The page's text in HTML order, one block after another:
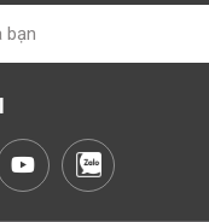
ưu thế đó, tòa nhà
đặt văn phòng
vẫn tối ưu chi phí